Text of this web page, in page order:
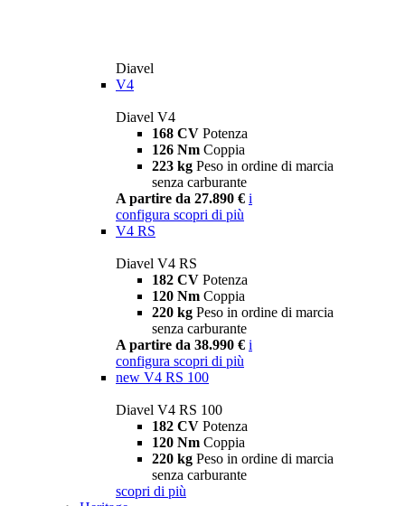
Diavel
V4
Diavel V4
168 CV Potenza
126 Nm Coppia
223 kg Peso in ordine di marcia
senza carburante
A partire da 27.890 € i
configura scopri di più
V4 RS
Diavel V4 RS
182 CV Potenza
120 Nm Coppia
220 kg Peso in ordine di marcia
senza carburante
A partire da 38.990 € i
configura scopri di più
new V4 RS 100
Diavel V4 RS 100
182 CV Potenza
120 Nm Coppia
220 kg Peso in ordine di marcia
senza carburante
scopri di più